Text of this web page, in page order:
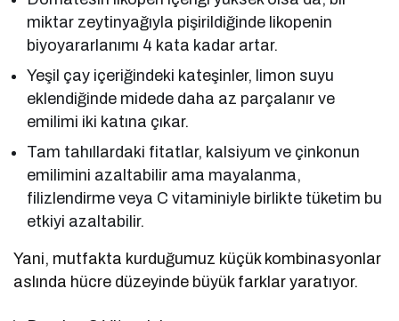
miktar zeytinyağıyla pişirildiğinde likopenin
biyoyararlanımı 4 kata kadar artar.
Yeşil çay içeriğindeki kateşinler, limon suyu
eklendiğinde midede daha az parçalanır ve
emilimi iki katına çıkar.
Tam tahıllardaki fitatlar, kalsiyum ve çinkonun
emilimini azaltabilir ama mayalanma,
filizlendirme veya C vitaminiyle birlikte tüketim bu
etkiyi azaltabilir.
Yani, mutfakta kurduğumuz küçük kombinasyonlar
aslında hücre düzeyinde büyük farklar yaratıyor.